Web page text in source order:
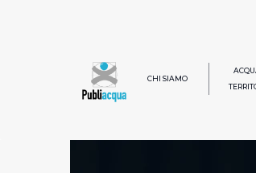
CHI SIAMO